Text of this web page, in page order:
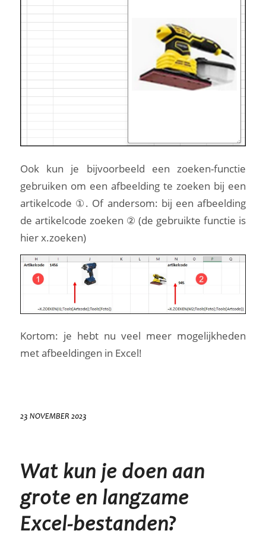
Ook kun je bijvoorbeeld een zoeken-functie
gebruiken om een afbeelding te zoeken bij een
artikelcode ①. Of andersom: bij een afbeelding
de artikelcode zoeken ② (de gebruikte functie is
hier x.zoeken)
Kortom: je hebt nu veel meer mogelijkheden
met afbeeldingen in Excel!
23 NOVEMBER 2023
Wat kun je doen aan
grote en langzame
Excel-bestanden?